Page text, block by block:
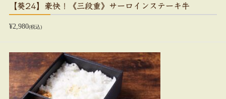
【葵24】豪快！《三段重》サーロインステーキ牛
¥2,980(税込)